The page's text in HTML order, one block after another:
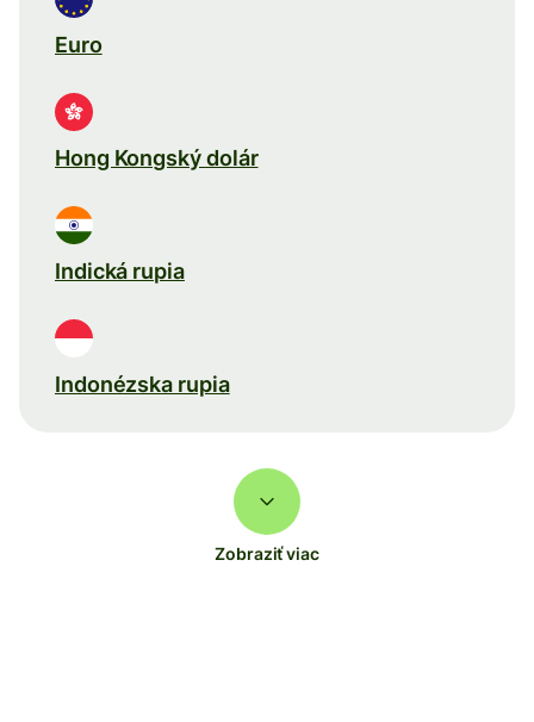
Euro
Hong Kongský dolár
Indická rupia
Indonézska rupia
Zobraziť viac